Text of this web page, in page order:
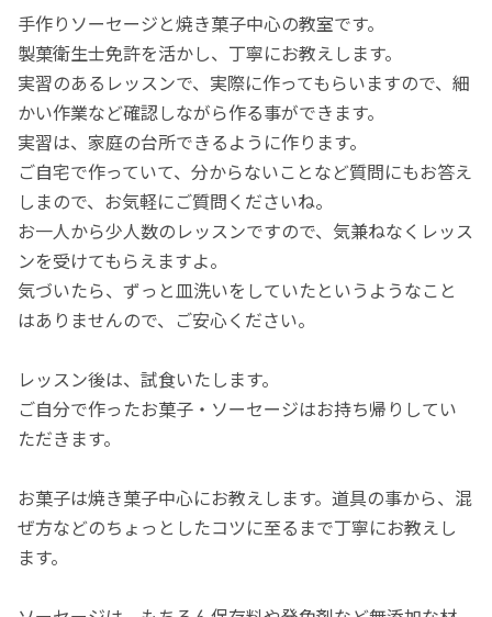
手作りソーセージと焼き菓子中心の教室です。
製菓衛生士免許を活かし、丁寧にお教えします。
実習のあるレッスンで、実際に作ってもらいますので、細
かい作業など確認しながら作る事ができます。
実習は、家庭の台所できるように作ります。
ご自宅で作っていて、分からないことなど質問にもお答え
しまので、お気軽にご質問くださいね。
お一人から少人数のレッスンですので、気兼ねなくレッス
ンを受けてもらえますよ。
気づいたら、ずっと皿洗いをしていたというようなこと
はありませんので、ご安心ください。
レッスン後は、試食いたします。
ご自分で作ったお菓子・ソーセージはお持ち帰りしてい
ただきます。
お菓子は焼き菓子中心にお教えします。道具の事から、混
ぜ方などのちょっとしたコツに至るまで丁寧にお教えし
ます。